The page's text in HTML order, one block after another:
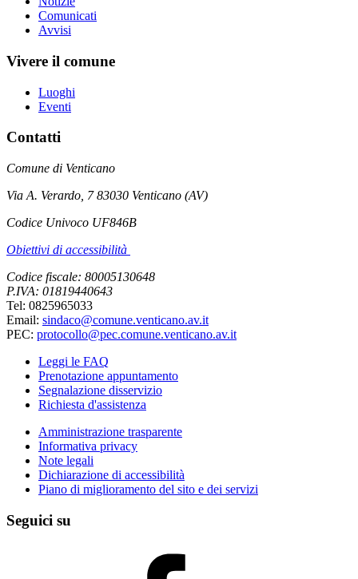
Comunicati
Avvisi
Vivere il comune
Luoghi
Eventi
Contatti
Comune di Venticano
Via A. Verardo, 7 83030 Venticano (AV)
Codice Univoco UF846B
Obiettivi di accessibilità
Codice fiscale: 80005130648
P.IVA: 01819440643
Tel: 0825965033
Email: sindaco@comune.venticano.av.it
PEC: protocollo@pec.comune.venticano.av.it
Leggi le FAQ
Prenotazione appuntamento
Segnalazione disservizio
Richiesta d'assistenza
Amministrazione trasparente
Informativa privacy
Note legali
Dichiarazione di accessibilità
Piano di miglioramento del sito e dei servizi
Seguici su